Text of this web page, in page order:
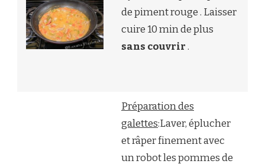
de piment rouge . Laisser
cuire 10 min de plus
sans couvrir.
Préparation des
galettes:Laver, éplucher
et râper finement avec
un robot les pommes de